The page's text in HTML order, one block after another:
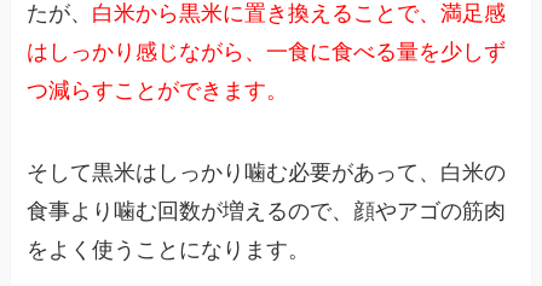
たが、 白米から黒米に置き換えることで、満足感
はしっかり感じながら、一食に食べる量を少しず
つ減らすことができます。
そして黒米はしっかり噛む必要があって、白米の
食事より噛む回数が増えるので、顔やアゴの筋肉
をよく使うことになります。